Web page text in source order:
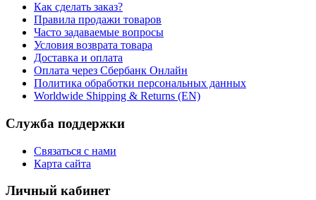
Как сделать заказ?
Правила продажи товаров
Часто задаваемые вопросы
Условия возврата товара
Доставка и оплата
Оплата через Сбербанк Онлайн
Политика обработки персональных данных
Worldwide Shipping & Returns (EN)
Служба поддержки
Связаться с нами
Карта сайта
Личный кабинет